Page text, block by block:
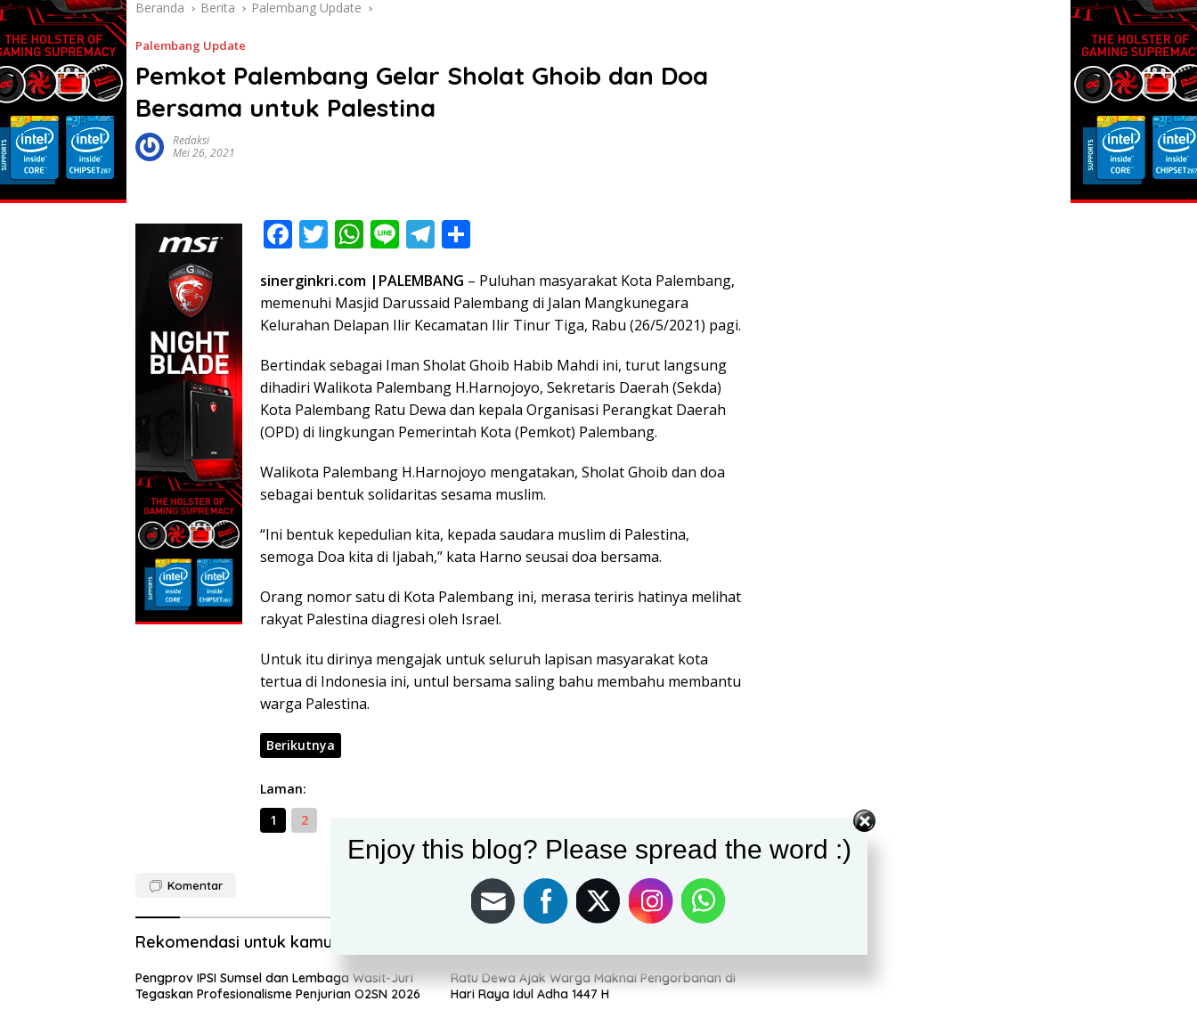
Beranda Berita Palembang Update
Palembang Update
Pemkot Palembang Gelar Sholat Ghoib dan Doa
Bersama untuk Palestina
Redaksi
Mei 26, 2021
F
e
b
o
k
T
itt
er
W
at
s
p
p
Li
e
T
e
gr
m
ar
e
sinerginkri.com |PALEMBANG – Puluhan masyarakat Kota Palembang,
memenuhi Masjid Darussaid Palembang di Jalan Mangkunegara
Kelurahan Delapan Ilir Kecamatan Ilir Tinur Tiga, Rabu (26/5/2021) pagi.
Bertindak sebagai Iman Sholat Ghoib Habib Mahdi ini, turut langsung
dihadiri Walikota Palembang H.Harnojoyo, Sekretaris Daerah (Sekda)
Kota Palembang Ratu Dewa dan kepala Organisasi Perangkat Daerah
(OPD) di lingkungan Pemerintah Kota (Pemkot) Palembang.
Walikota Palembang H.Harnojoyo mengatakan, Sholat Ghoib dan doa
sebagai bentuk solidaritas sesama muslim.
“Ini bentuk kepedulian kita, kepada saudara muslim di Palestina,
semoga Doa kita di Ijabah,” kata Harno seusai doa bersama.
Orang nomor satu di Kota Palembang ini, merasa teriris hatinya melihat
rakyat Palestina diagresi oleh Israel.
Untuk itu dirinya mengajak untuk seluruh lapisan masyarakat kota
tertua di Indonesia ini, untul bersama saling bahu membahu membantu
warga Palestina.
Berikutnya
Laman:
1
2
Komentar
Rekomendasi untuk kamu
Pengprov IPSI Sumsel dan Lembaga Wasit-Juri
Tegaskan Profesionalisme Penjurian O2SN 2026
Ratu Dewa Ajak Warga Maknai Pengorbanan di
Hari Raya Idul Adha 1447 H
Enjoy this blog? Please spread the word :)